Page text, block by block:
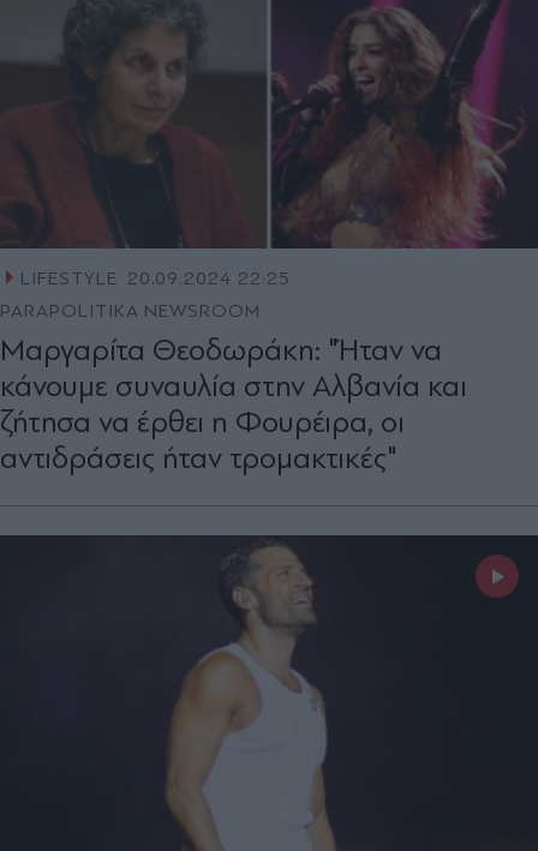
LIFESTYLE 20.09.2024 22:25
PARAPOLITIKA NEWSROOM
Μαργαρίτα Θεοδωράκη: "Ήταν να
κάνουμε συναυλία στην Αλβανία και
ζήτησα να έρθει η Φουρέιρα, οι
αντιδράσεις ήταν τρομακτικές"